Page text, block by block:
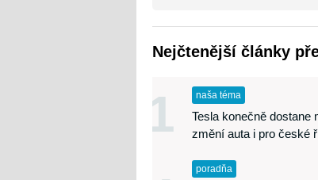
Nejčtenější články
1 naša téma
Tesla konečně dostane
změní auta i pro české
poradňa